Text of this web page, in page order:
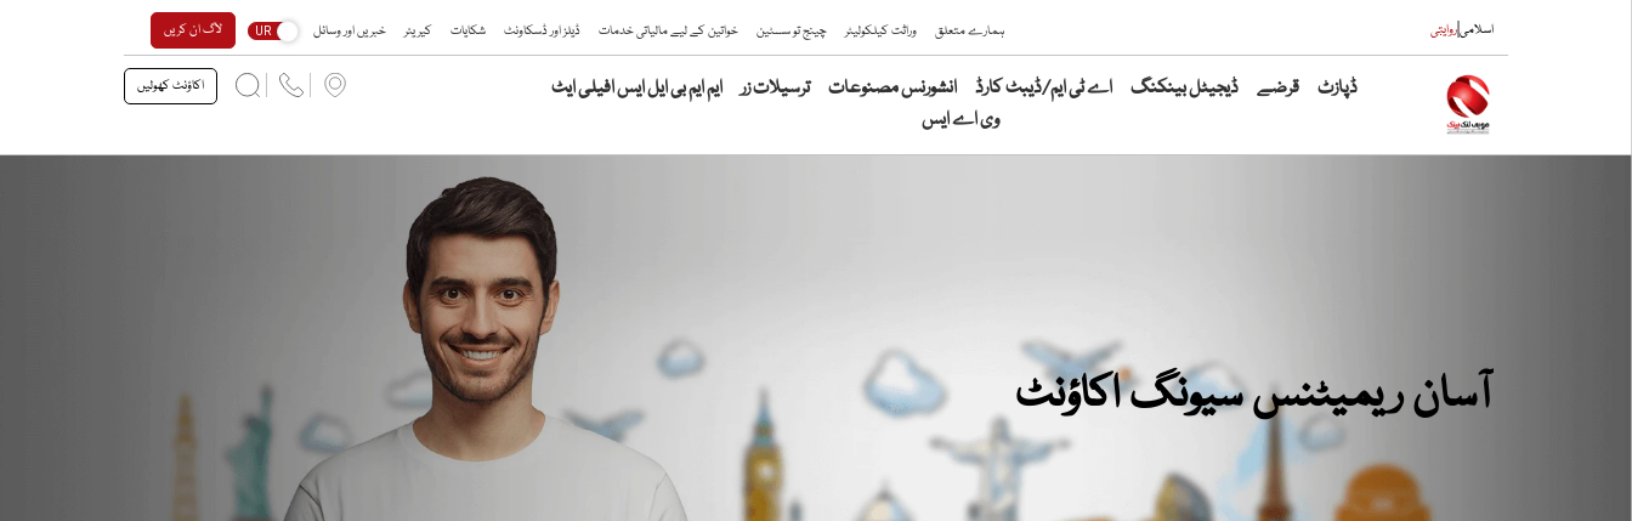
اسلامیروایتی ہمارے متعلق وراثت کیلکولیٹر چینج تو سسٹین خواتین کے لیے مالیاتی خدمات ڈیلز اور ڈسکاونٹ شکایات کیریئر خبریں اور وسائل UR لاگ ان کریں
ڈپازٹ قرضے ڈیجیٹل بینکنگ اے ٹی ایم/ڈیبٹ کارڈ انشورنس مصنوعات ترسیلات زر ایم ایم بی ایل ایس افیلی ایٹ
وی اے ایس
اکاؤنٹ کھولیں
آسان ریمیٹنس سیونگ اکاؤنٹ